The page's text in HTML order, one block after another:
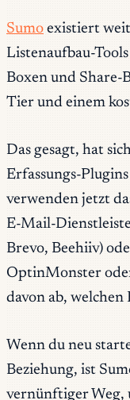
Sumo existiert
Listenaufbau-
Boxen und Share-
Tier und einem
Das gesagt, hat
Erfassungs-
verwenden jetzt
E-Mail-
Brevo, Beehiiv)
OptinMonster
davon ab, welchen
Wenn du neu
Beziehung, ist
vernünftiger Weg,